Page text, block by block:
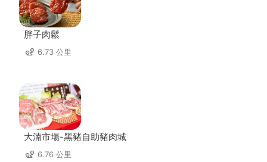
胖子肉鬆
6.73 公里
大湳市場-黑豬自助豬肉城
6.76 公里